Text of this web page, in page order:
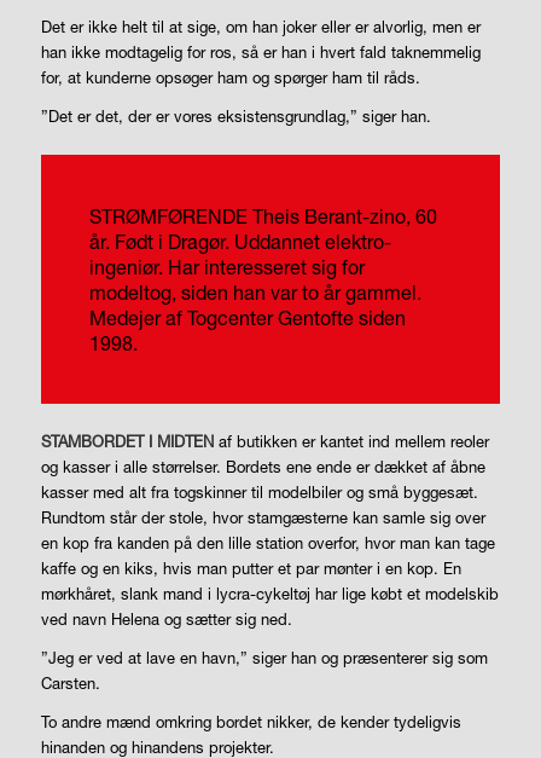
Det er ikke helt til at sige, om han joker eller er alvorlig, men er
han ikke modtagelig for ros, så er han i hvert fald taknemmelig
for, at kunderne opsøger ham og spørger ham til råds.
”Det er det, der er vores eksistensgrundlag,” siger han.
STRØMFØRENDE Theis Berant-zino, 60
år. Født i Dragør. Uddannet elektro-
ingeniør. Har interesseret sig for
modeltog, siden han var to år gammel.
Medejer af Togcenter Gentofte siden
1998.
STAMBORDET I MIDTENaf butikken er kantet ind mellem reoler
og kasser i alle størrelser. Bordets ene ende er dækket af åbne
kasser med alt fra togskinner til modelbiler og små byggesæt.
Rundtom står der stole, hvor stamgæsterne kan samle sig over
en kop fra kanden på den lille station overfor, hvor man kan tage
kaffe og en kiks, hvis man putter et par mønter i en kop. En
mørkhåret, slank mand i lycra-cykeltøj har lige købt et modelskib
ved navn Helena og sætter sig ned.
”Jeg er ved at lave en havn,” siger han og præsenterer sig som
Carsten.
To andre mænd omkring bordet nikker, de kender tydeligvis
hinanden og hinandens projekter.